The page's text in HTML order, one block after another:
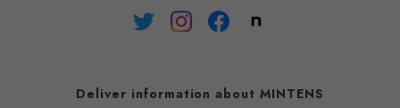
Deliver information about MINTENS